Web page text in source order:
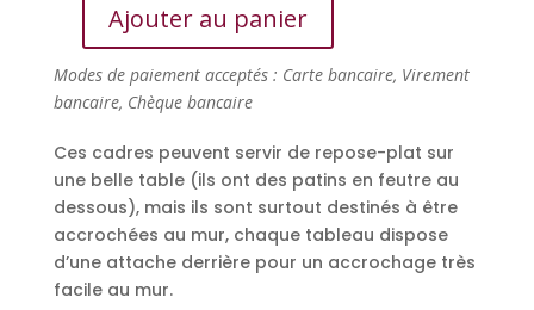
quantité
Tableaux
Mosaïc
Ajouter au panier
Modes de paiement acceptés : Carte bancaire, Virement
bancaire, Chèque bancaire
Ces cadres peuvent servir de repose-plat sur
une belle table (ils ont des patins en feutre au
dessous), mais ils sont surtout destinés à être
accrochées au mur, chaque tableau dispose
d’une attache derrière pour un accrochage très
facile au mur.